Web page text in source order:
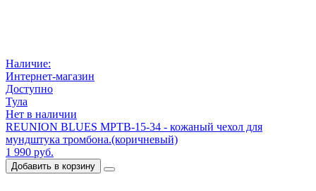
Наличие:
Интернет-магазин
Доступно
Тула
Нет в наличии
REUNION BLUES MPTB-15-34 - кожаный чехол для
мундштука тромбона.(коричневый)
1 990 руб.
Добавить в корзину